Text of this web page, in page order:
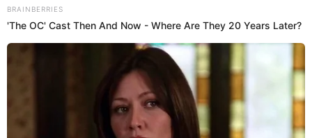
Huancayo: Madre campesina dona riñón a su hija
con insuficiencia renal para salvarle la vida
Eva María Ticllacuri Quispe (40) no dudó ni un momento en ser la
donante de riñón para su hija Sayuri, quien le agradeció por la
nueva oportunidad de vida.